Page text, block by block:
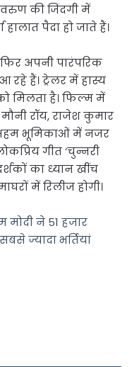
की जिंदगी में
पैदा हो जाते हैं।
अपनी पारंपरिक
हैं। ट्रेलर में हास्य
मिलता है। फिल्म में
रॉय, राजेश कुमार
भूमिकाओं में नजर
गीत ‘चुन्नरी
का ध्यान खींच
में रिलीज होगी।
मोदी ने 51 हजार
ज्यादा भर्तियां